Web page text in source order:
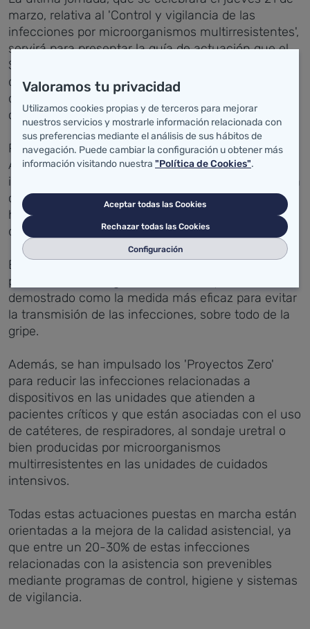
marzo, relativa al 'Control y vigilancia de las
infecciones por microorganismos multirresistentes',
servirá para presentar la guía de actuación que el
SCS está elaborando para controlar la transmisión
de estos microorganismos multirresistentes en
diferentes ámbitos sanitarios como urgencias,
consultas, centros de salud o ambulancias.
Para la Subdirección de Desarrollo y Calidad
Asistencial del SCS la prevención y control de las
infecciones relacionadas con la asistencia sanitaria
constituye una línea de actuación prioritaria que se
ha venido reforzando en los últimos años a través
de diversos proyectos e iniciativas.
Entre ellos se han incluido las campañas de
promoción de la higiene de manos, que se ha
demostrado como la medida más eficaz para evitar
la transmisión de las infecciones, sobre todo de la
gripe.
Además, se han impulsado los 'Proyectos Zero'
para reducir las infecciones relacionadas a
dispositivos en las unidades que atienden a
pacientes críticos y que están asociadas con el uso
de catéteres, de respiradores, al sondaje uretral o
bien producidas por microorganismos
multirresistentes en las unidades de cuidados
intensivos.
Todas estas actuaciones puestas en marcha están
orientadas a la mejora de la calidad asistencial, ya
que entre un 20-30% de estas infecciones
relacionadas con la asistencia son prevenibles
mediante programas de control, higiene y sistemas
de vigilancia.
Valoramos tu privacidad
Utilizamos cookies propias y de terceros para mejorar
nuestros servicios y mostrarle información relacionada con
sus preferencias mediante el análisis de sus hábitos de
navegación. Puede cambiar la configuración u obtener más
información visitando nuestra "Política de Cookies".
Aceptar todas las Cookies
Rechazar todas las Cookies
Configuración